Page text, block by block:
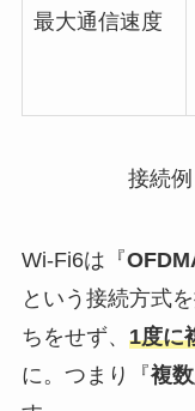
最大通信速度
接続例
Wi-Fi6は『
という接続方式
ちをせず、 1度に
に。つまり『複